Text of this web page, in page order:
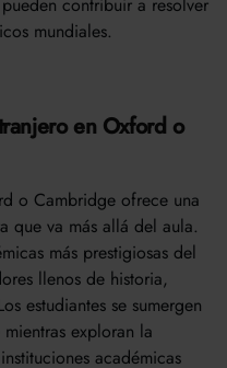
contribuir a resolver
mundiales.
en Oxford o
o Cambridge ofrece una
que va más allá del aula.
más prestigiosas del
llenos de historia,
estudiantes se sumergen
exploran la
académicas